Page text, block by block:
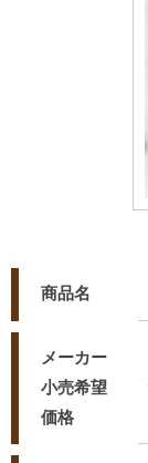
商品名
メーカー
小売希望
価格